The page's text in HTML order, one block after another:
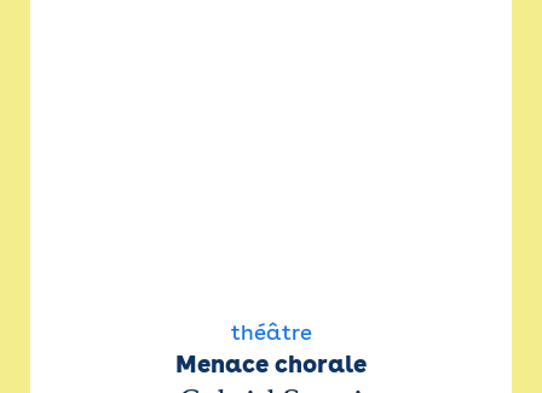
théâtre
Menace chorale